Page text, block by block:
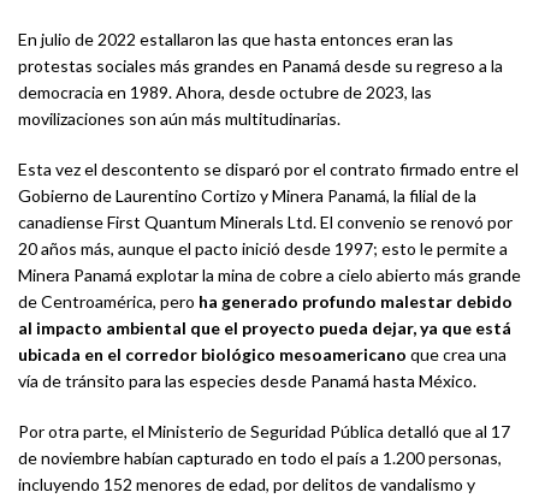
En julio de 2022 estallaron las que hasta entonces eran las
protestas sociales más grandes en Panamá desde su regreso a la
democracia en 1989. Ahora, desde octubre de 2023, las
movilizaciones son aún más multitudinarias.
Esta vez el descontento se disparó por el contrato firmado entre el
Gobierno de Laurentino Cortizo y Minera Panamá, la filial de la
canadiense First Quantum Minerals Ltd. El convenio se renovó por
20 años más, aunque el pacto inició desde 1997; esto le permite a
Minera Panamá explotar la mina de cobre a cielo abierto más grande
de Centroamérica, pero ha generado profundo malestar debido
al impacto ambiental que el proyecto pueda dejar, ya que está
ubicada en el corredor biológico mesoamericano que crea una
vía de tránsito para las especies desde Panamá hasta México.
Por otra parte, el Ministerio de Seguridad Pública detalló que al 17
de noviembre habían capturado en todo el país a 1.200 personas,
incluyendo 152 menores de edad, por delitos de vandalismo y